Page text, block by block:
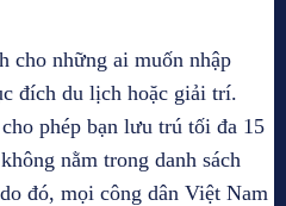
cho những ai muốn nhập
đích du lịch hoặc giải trí.
phép bạn lưu trú tối đa 15
nằm trong danh sách
đó, mọi công dân Việt Nam